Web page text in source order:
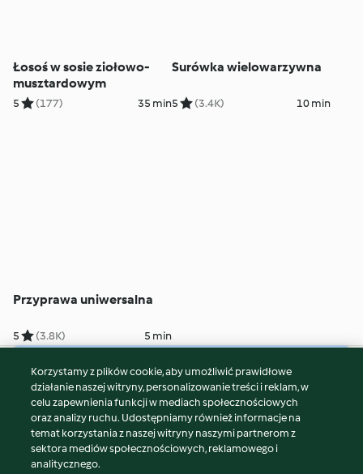
Łosoś w sosie ziołowo-
musztardowym
5 (177) 35 min
Surówka wielowarzywna
5 (3.4K) 10 min
Przyprawa uniwersalna
5 (3.8K) 5 min
© Copyright 2026
Warunki korzystania
Polityka prywatności
Disclaimer
Znak wydawcy
Korzystamy z plików cookie, aby umożliwić prawidłowe
działanie naszej witryny, personalizowanie treści i reklam, w
celu zapewnienia funkcji w mediach społecznościowych
oraz analizy ruchu. Udostępniamy również informacje na
temat korzystania z naszej witryny naszymi partnerom z
sektora mediów społecznościowych, reklamowego i
analitycznego.